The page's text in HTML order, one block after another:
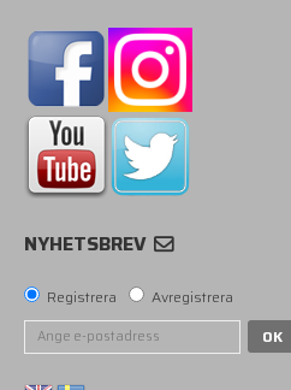
NYHETSBREV
Registrera
Avregistrera
OK